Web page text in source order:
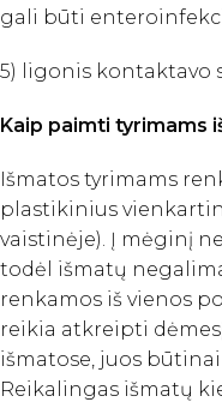
gali būti
5) ligonis kontaktavo
Kaip paimti tyrimams
Išmatos tyrimams
plastikinius
vaistinėje). Į mėginį
todėl išmatų
renkamos iš vienos
reikia atkreipti
išmatose, juos
Reikalingas išmatų